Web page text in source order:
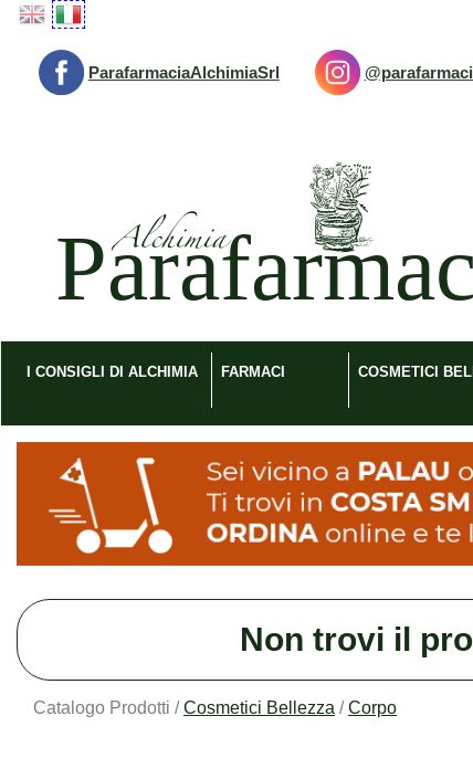
Passa
contenuto
principale
ParafarmaciaAlchimiaSrl
I CONSIGLI DI ALCHIMIA FARMACI COSMETICI
Non trovi il
Catalogo Prodotti /Cosmetici Bellezza /Corpo